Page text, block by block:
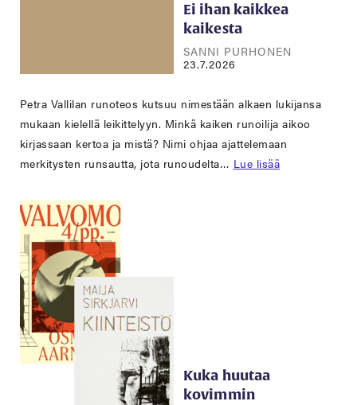
Ei ihan kaikkea
kaikesta
SANNI PURHONEN
23.7.2026
Petra Vallilan runoteos kutsuu nimestään alkaen lukijansa
mukaan kielellä leikittelyyn. Minkä kaiken runoilija aikoo
kirjassaan kertoa ja mistä? Nimi ohjaa ajattelemaan
merkitysten runsautta, jota runoudelta… Lue lisää
Kuka huutaa
kovimmin